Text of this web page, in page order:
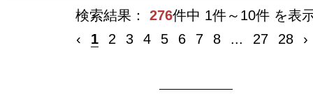
検索結果： 276件中 1件～10件 を表
‹
1 2 3 4 5 6 7 8 ... 27 28 ›